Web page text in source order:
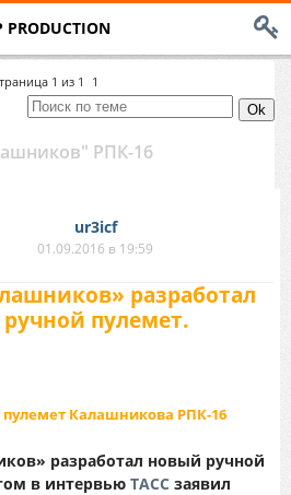
PRODUCTION
1 из 1 1
РПК-16
ur3icf
01.09.2016 в 19:59
разработал
пулемет.
Калашникова РПК-16
разработал новый ручной
в интервью ТАСС заявил